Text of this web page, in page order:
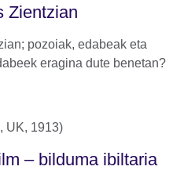
Zientzian
pozoiak, edabeak eta
eragina dute benetan?
– bilduma ibiltaria